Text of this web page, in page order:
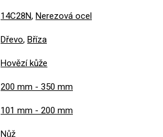
14C28N, Nerezová ocel
Dřevo, Bříza
Hovězí kůže
200 mm - 350 mm
101 mm - 200 mm
Nůž